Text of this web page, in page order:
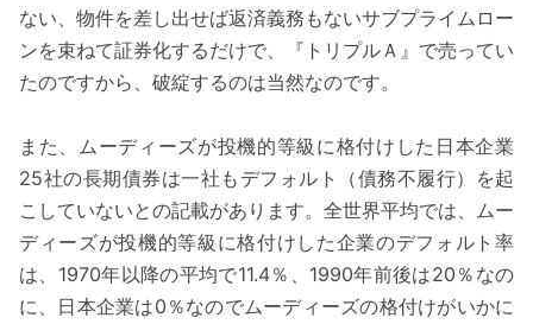
ない、物件を差し出せば返済義務もないサブプライムロー
ンを束ねて証券化するだけで、『トリプルＡ』で売ってい
たのですから、破綻するのは当然なのです。
また、ムーディーズが投機的等級に格付けした日本企業
25社の長期債券は一社もデフォルト（債務不履行）を起
こしていないとの記載があります。全世界平均では、ムー
ディーズが投機的等級に格付けした企業のデフォルト率
は、1970年以降の平均で11.4％、1990年前後は20％なの
に、日本企業は0％なのでムーディーズの格付けがいかに